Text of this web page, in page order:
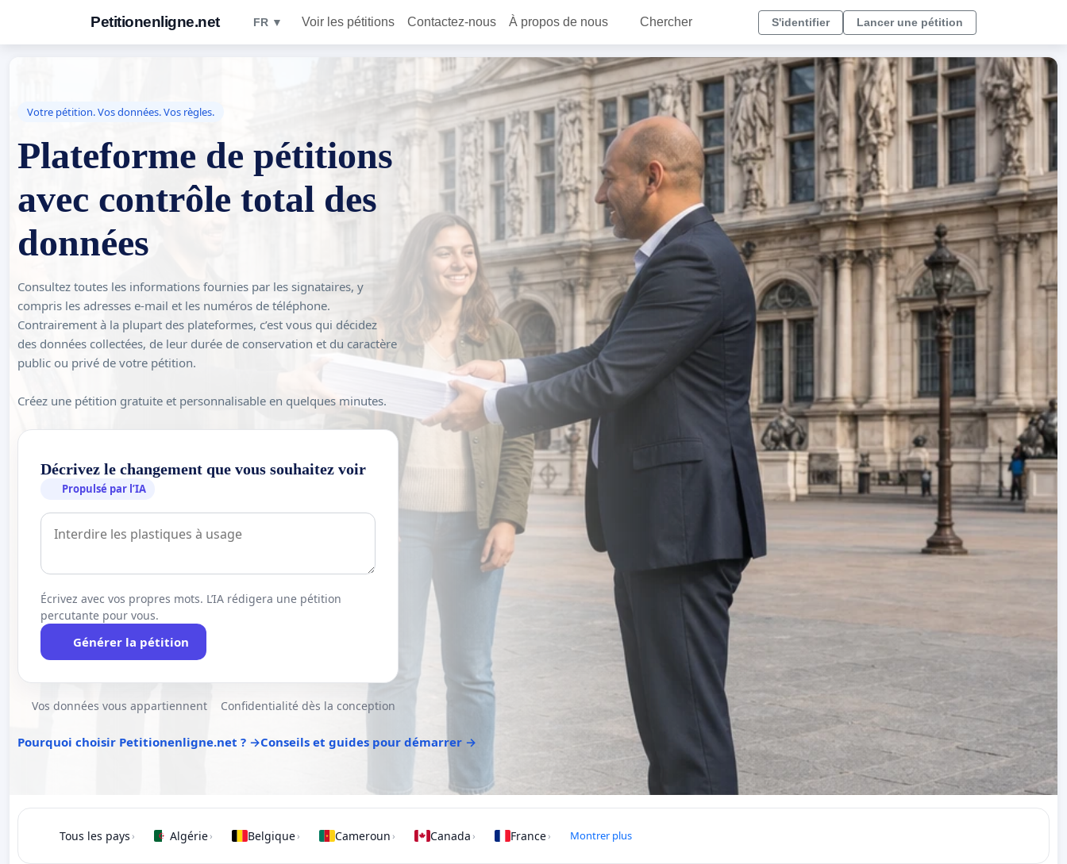
Petitionenligne.net FR ▼ Voir les pétitions Contactez-nous À propos de nous Chercher S'identifier Lancer une pétition
Votre pétition. Vos données. Vos règles.
Plateforme de pétitions
avec contrôle total des
données
Consultez toutes les informations fournies par les signataires, y
compris les adresses e-mail et les numéros de téléphone.
Contrairement à la plupart des plateformes, c’est vous qui décidez
des données collectées, de leur durée de conservation et du caractère
public ou privé de votre pétition.
Créez une pétition gratuite et personnalisable en quelques minutes.
Décrivez le changement que vous souhaitez voir
Propulsé par l’IA
Écrivez avec vos propres mots. L’IA rédigera une pétition
percutante pour vous.
Générer la pétition
Vos données vous appartiennent Confidentialité dès la conception
Pourquoi choisir Petitionenligne.net ? →Conseils et guides pour démarrer →
Tous les pays › Algérie› Belgique› Cameroun › Canada › France› Montrer plus